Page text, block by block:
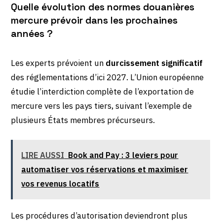
Quelle évolution des normes douanières
mercure prévoir dans les prochaines
années ?
Les experts prévoient un durcissement significatif
des réglementations d’ici 2027. L’Union européenne
étudie l’interdiction complète de l’exportation de
mercure vers les pays tiers, suivant l’exemple de
plusieurs États membres précurseurs.
LIRE AUSSI Book and Pay : 3 leviers pour
automatiser vos réservations et maximiser
vos revenus locatifs
Les procédures d’autorisation deviendront plus